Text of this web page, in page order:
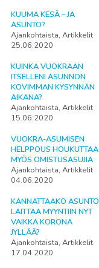
KUUMA KESÄ – JA
ASUNTO?
Ajankohtaista, Artikkelit
25.06.2020
KUINKA VUOKRAAN
ITSELLENI ASUNNON
KOVIMMAN KYSYNNÄN
AIKANA?
Ajankohtaista, Artikkelit
15.06.2020
VUOKRA-ASUMISEN
HELPPOUS HOUKUTTAA
MYÖS OMISTUSASUJIA
Ajankohtaista, Artikkelit
04.06.2020
KANNATTAAKO ASUNTO
LAITTAA MYYNTIIN NYT
VAIKKA KORONA
JYLLÄÄ?
Ajankohtaista, Artikkelit
17.04.2020